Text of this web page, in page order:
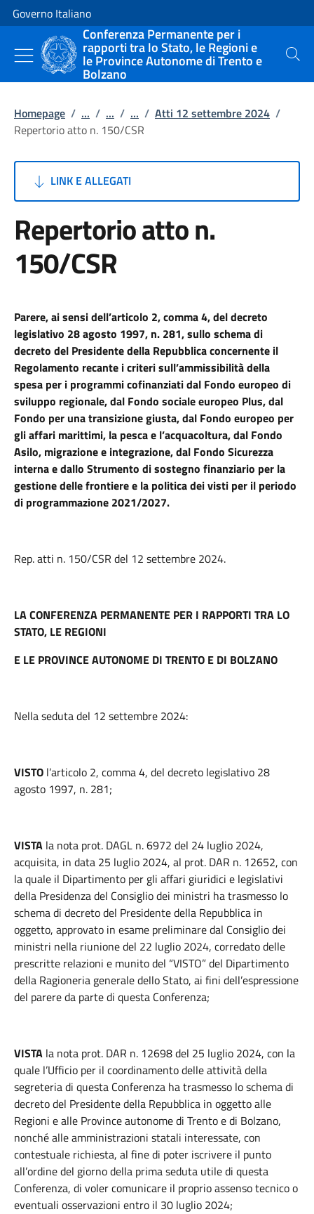
Vai al contenuto
Vai alla navigazione del sito
Governo Italiano
Conferenza Permanente per i
rapporti tra lo Stato, le Regioni e
le Province Autonome di Trento e
Bolzano
Cerca
Homepage / ... / ... / ... / Atti 12 settembre 2024 /
Repertorio atto n. 150/CSR
LINK E ALLEGATI
Repertorio atto n.
150/CSR
Parere, ai sensi dell’articolo 2, comma 4, del decreto
legislativo 28 agosto 1997, n. 281, sullo schema di
decreto del Presidente della Repubblica concernente il
Regolamento recante i criteri sull’ammissibilità della
spesa per i programmi cofinanziati dal Fondo europeo di
sviluppo regionale, dal Fondo sociale europeo Plus, dal
Fondo per una transizione giusta, dal Fondo europeo per
gli affari marittimi, la pesca e l’acquacoltura, dal Fondo
Asilo, migrazione e integrazione, dal Fondo Sicurezza
interna e dallo Strumento di sostegno finanziario per la
gestione delle frontiere e la politica dei visti per il periodo
di programmazione 2021/2027.
Rep. atti n. 150/CSR del 12 settembre 2024.
LA CONFERENZA PERMANENTE PER I RAPPORTI TRA LO
STATO, LE REGIONI
E LE PROVINCE AUTONOME DI TRENTO E DI BOLZANO
Nella seduta del 12 settembre 2024:
VISTO l’articolo 2, comma 4, del decreto legislativo 28
agosto 1997, n. 281;
VISTA la nota prot. DAGL n. 6972 del 24 luglio 2024,
acquisita, in data 25 luglio 2024, al prot. DAR n. 12652, con
la quale il Dipartimento per gli affari giuridici e legislativi
della Presidenza del Consiglio dei ministri ha trasmesso lo
schema di decreto del Presidente della Repubblica in
oggetto, approvato in esame preliminare dal Consiglio dei
ministri nella riunione del 22 luglio 2024, corredato delle
prescritte relazioni e munito del “VISTO” del Dipartimento
della Ragioneria generale dello Stato, ai fini dell’espressione
del parere da parte di questa Conferenza;
VISTA la nota prot. DAR n. 12698 del 25 luglio 2024, con la
quale l’Ufficio per il coordinamento delle attività della
segreteria di questa Conferenza ha trasmesso lo schema di
decreto del Presidente della Repubblica in oggetto alle
Regioni e alle Province autonome di Trento e di Bolzano,
nonché alle amministrazioni statali interessate, con
contestuale richiesta, al fine di poter iscrivere il punto
all’ordine del giorno della prima seduta utile di questa
Conferenza, di voler comunicare il proprio assenso tecnico o
eventuali osservazioni entro il 30 luglio 2024;